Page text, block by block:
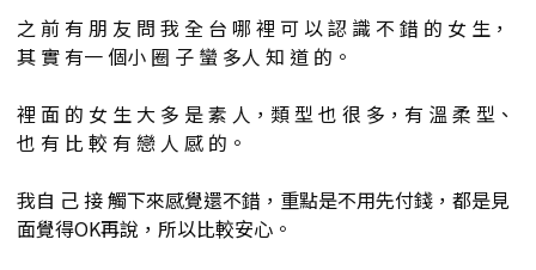
之 前 有 朋 友 問 我 全 台 哪 裡 可 以 認 識 不 錯 的 女 生，
其 實 有一 個小 圈 子 蠻 多人 知 道 的。
裡 面 的 女 生 大 多 是 素 人，類 型 也 很 多，有 溫 柔 型、
也 有 比 較 有 戀 人 感 的。
我自 己 接 觸下來感覺還不錯，重點是不用先付錢，都是見
面覺得OK再說，所以比較安心。